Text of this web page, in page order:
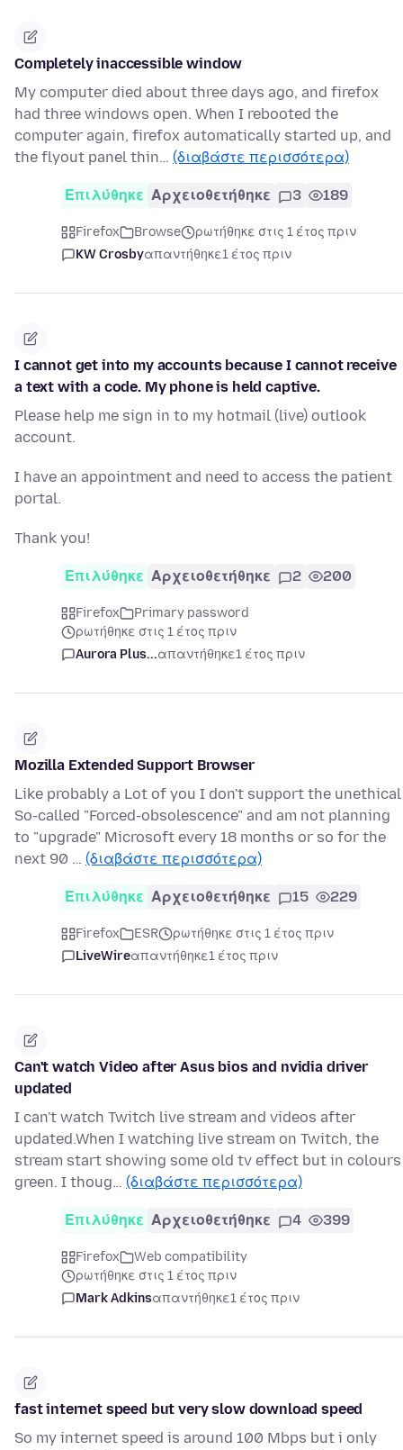
Completely inaccessible window
My computer died about three days ago, and firefox
had three windows open. When I rebooted the
computer again, firefox automatically started up, and
the flyout panel thin… (διαβάστε περισσότερα)
Επιλύθηκε Αρχειοθετήθηκε 3 189
Firefox Browse
ρωτήθηκε στις 1 έτος πριν
KW Crosbyαπαντήθηκε1 έτος πριν
I cannot get into my accounts because I cannot receive
a text with a code. My phone is held captive.
Please help me sign in to my hotmail (live) outlook
account.
I have an appointment and need to access the patient
portal.
Thank you!
Επιλύθηκε Αρχειοθετήθηκε 2 200
Firefox
Primary password
ρωτήθηκε στις 1 έτος πριν
Aurora Plus...απαντήθηκε1 έτος πριν
Mozilla Extended Support Browser
Like probably a Lot of you I don't support the unethical
So-called "Forced-obsolescence" and am not planning
to "upgrade" Microsoft every 18 months or so for the
next 90 … (διαβάστε περισσότερα)
Επιλύθηκε Αρχειοθετήθηκε 15 229
Firefox ESR
ρωτήθηκε στις 1 έτος πριν
LiveWireαπαντήθηκε1 έτος πριν
Can't watch Video after Asus bios and nvidia driver
updated
I can't watch Twitch live stream and videos after
updated.When I watching live stream on Twitch, the
stream start showing some old tv effect but in colours
green. I thoug… (διαβάστε περισσότερα)
Επιλύθηκε Αρχειοθετήθηκε 4 399
Firefox
Web compatibility
ρωτήθηκε στις 1 έτος πριν
Mark Adkinsαπαντήθηκε1 έτος πριν
fast internet speed but very slow download speed
So my internet speed is around 100 Mbps but i only